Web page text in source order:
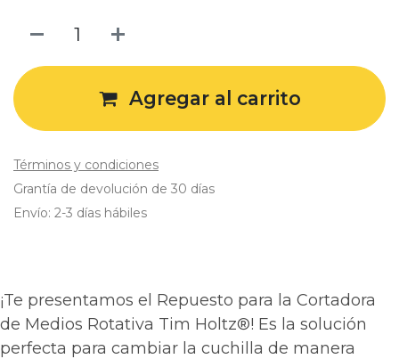
Agregar al carrito
Términos y condiciones
Grantía de devolución de 30 días
Envío: 2-3 días hábiles
¡Te presentamos el Repuesto para la Cortadora
de Medios Rotativa Tim Holtz®! Es la solución
perfecta para cambiar la cuchilla de manera